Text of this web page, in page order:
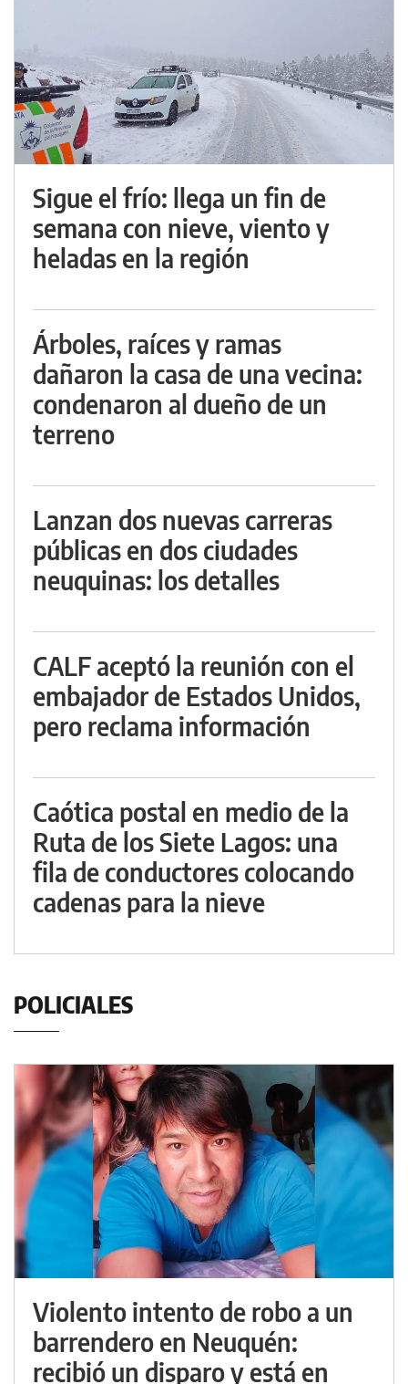
Sigue el frío: llega un fin de
semana con nieve, viento y
heladas en la región
Árboles, raíces y ramas
dañaron la casa de una vecina:
condenaron al dueño de un
terreno
Lanzan dos nuevas carreras
públicas en dos ciudades
neuquinas: los detalles
CALF aceptó la reunión con el
embajador de Estados Unidos,
pero reclama información
Caótica postal en medio de la
Ruta de los Siete Lagos: una
fila de conductores colocando
cadenas para la nieve
POLICIALES
Violento intento de robo a un
barrendero en Neuquén:
recibió un disparo y está en